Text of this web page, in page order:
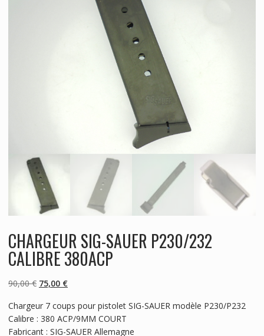
CHARGEUR SIG-SAUER P230/232
CALIBRE 380ACP
90,00€ Le
initial
était :
75,00 €Le
actuel
est :
Chargeur 7 coups pour pistolet SIG-SAUER modèle P230/P232
Calibre : 380 ACP/9MM COURT
Fabricant : SIG-SAUER Allemagne